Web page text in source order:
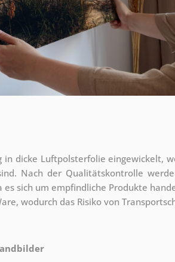
dicke Luftpolsterfolie eingewickelt,
Nach der Qualitätskontrolle
es sich um empfindliche Produkte
wodurch das Risiko von